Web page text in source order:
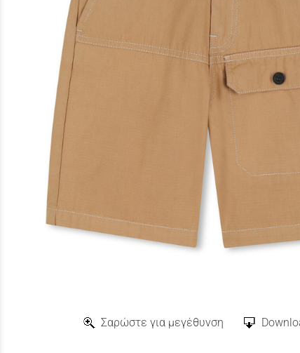
Σαρώστε για μεγέθυνση